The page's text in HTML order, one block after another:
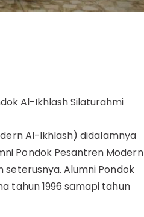
Silaturahmi
Al-Ikhlash) didalamnya
Pondok Pesantren Modern
Alumni Pondok
tahun 1996 samapi tahun